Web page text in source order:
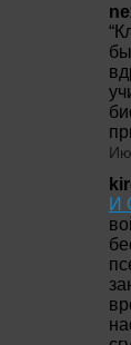
“
И